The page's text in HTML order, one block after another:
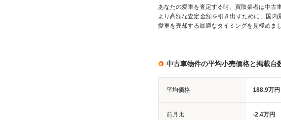
あなたの愛車を査定する時、買取業者は中古
より高額な査定金額を引き出すために、国内
愛車を売却する最適なタイミングを見極めまし
中古車物件の平均小売価格と掲載台
平均価格 188.9万円
前月比 -2.4万円